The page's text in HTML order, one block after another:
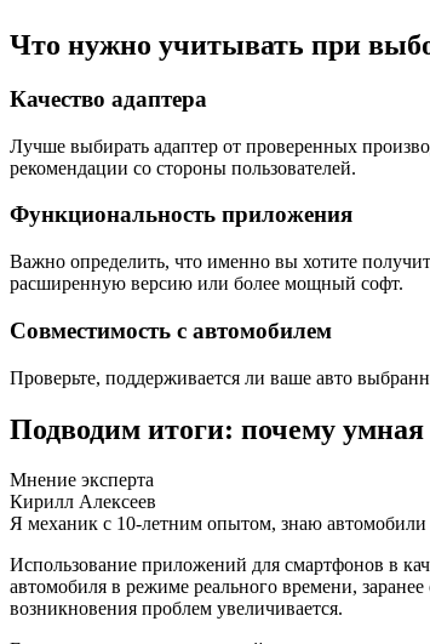
Что нужно учитывать при
Качество адаптера
Лучше выбирать адаптер от проверенных
рекомендации со стороны пользователей.
Функциональность приложения
Важно определить, что именно вы хотите
расширенную версию или более мощный софт.
Совместимость с автомобилем
Проверьте, поддерживается ли ваше авто
Подводим итоги: почему
Мнение эксперта
Кирилл Алексеев
Я механик с 10-летним опытом, знаю
Использование приложений для смартфонов в
автомобиля в режиме реального времени,
возникновения проблем увеличивается.